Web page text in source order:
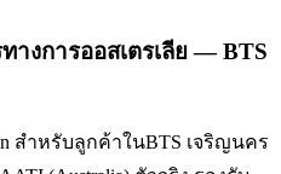
างการออสเตรเลีย — BTS
สำหรับลูกค้าในBTS เจริญนคร